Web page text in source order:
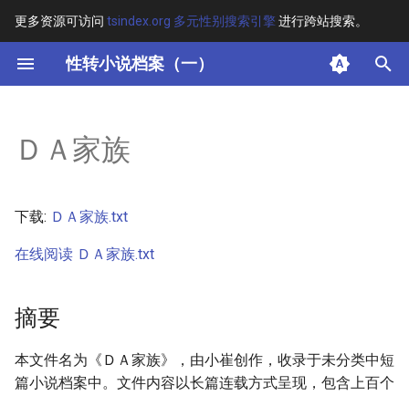
更多资源可访问 tsindex.org 多元性别搜索引擎进行跨站搜索。
性转小说档案（一）
键
开
搜
索
正文
ＤＡ家族
下载: ＤＡ家族.txt
在线阅读 ＤＡ家族.txt
摘要
本文件名为《ＤＡ家族》，由小崔创作，收录于未分类中短
篇小说档案中。文件内容以长篇连载方式呈现，包含上百个